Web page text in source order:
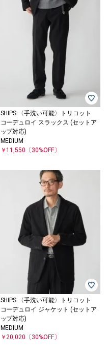
SHIPS:〈手洗い可能〉トリコット
コーデュロイ スラックス (セットア
ップ対応)
MEDIUM
￥11,550 〔30%OFF〕
SHIPS:〈手洗い可能〉トリコット
コーデュロイ ジャケット (セットア
ップ対応)
MEDIUM
￥20,020 〔30%OFF〕